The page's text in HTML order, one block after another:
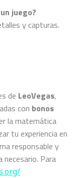
juego?
y capturas.
de LeoVegas,
con bonos
la matemática
tu experiencia en
responsable y
Para